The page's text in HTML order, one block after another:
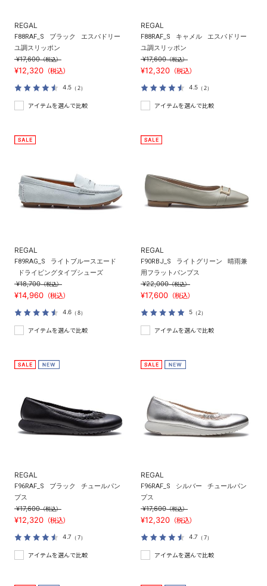
REGAL
F88RAF_S ブラック
エスパドリー
ユ調スリッポン
¥17,600（税込）
¥12,320 （税込）
4.5 （2）
アイテムを選んで比較
REGAL
F88RAF_S キャメル
エスパドリー
ユ調スリッポン
¥17,600（税込）
¥12,320 （税込）
4.5 （2）
アイテムを選んで比較
REGAL
F89RAG_S
ライトブルースエード
ドライビングタイプシューズ
¥18,700（税込）
¥14,960 （税込）
4.6 （8）
アイテムを選んで比較
REGAL
F90RBJ_S ライトグリーン
晴雨兼
用フラットパンプス
¥22,000（税込）
¥17,600 （税込）
5（2）
アイテムを選んで比較
REGAL
F96RAF_S ブラック
チュールパン
プス
¥17,600（税込）
¥12,320 （税込）
4.7 （7）
アイテムを選んで比較
REGAL
F96RAF_S シルバー
チュールパン
プス
¥17,600（税込）
¥12,320 （税込）
4.7 （7）
アイテムを選んで比較